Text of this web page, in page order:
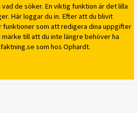
de söker. En viktig funktion är det lilla
Här loggar du in. Efter att du blivit
funktioner som att redigera dina uppgifter
till att du inte längre behöver ha
som hos Ophardt.